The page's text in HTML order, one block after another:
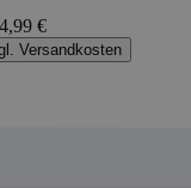
€
Versandkosten